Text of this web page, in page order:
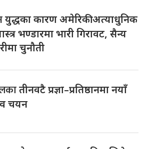
युद्धका कारण अमेरिकी अत्याधुनिक
भण्डारमा भारी गिरावट, सैन्य
चुनौती
तीनवटै प्रज्ञा–प्रतिष्ठानमा नयाँ
चयन